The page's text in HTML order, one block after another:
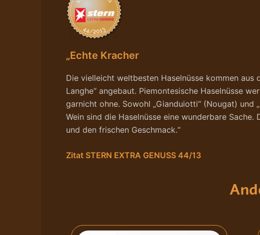
„Echte Kracher
Die vielleicht weltbesten Haselnüsse kommen
Langhe“ angebaut. Piemontesische Haselnüsse
garnicht ohne. Sowohl „Gianduiotti“ (Nougat) und
Wein sind die Haselnüsse eine wunderbare
und den frischen Geschmack.“
Zitat STERN EXTRA GENUSS 44/13